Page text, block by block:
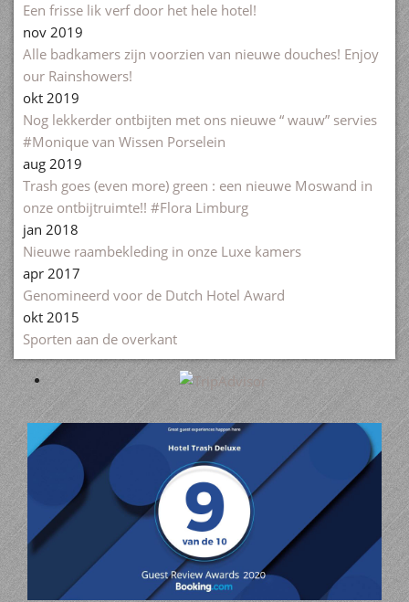
Een frisse lik verf door het hele hotel!
nov 2019
Alle badkamers zijn voorzien van nieuwe douches! Enjoy
our Rainshowers!
okt 2019
Nog lekkerder ontbijten met ons nieuwe “ wauw” servies
#Monique van Wissen Porselein
aug 2019
Trash goes (even more) green : een nieuwe Moswand in
onze ontbijtruimte!! #Flora Limburg
jan 2018
Nieuwe raambekleding in onze Luxe kamers
apr 2017
Genomineerd voor de Dutch Hotel Award
okt 2015
Sporten aan de overkant